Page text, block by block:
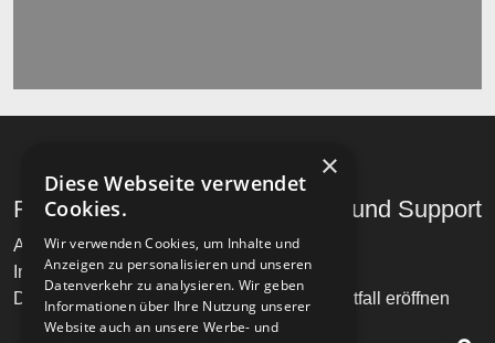
Recht und Ordnung
AGB
Impressum
Datenschutz
Hilfe und Support
Telefon
Mail
Supportfall eröffnen
×
Diese Webseite verwendet
Cookies.
Wir verwenden Cookies, um Inhalte und
Anzeigen zu personalisieren und unseren
Datenverkehr zu analysieren. Wir geben
Informationen über Ihre Nutzung unserer
Website auch an unsere Werbe- und